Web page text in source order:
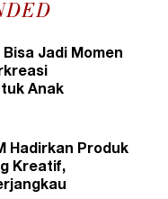
Jadi Momen
Anak
Hadirkan Produk
Kreatif,